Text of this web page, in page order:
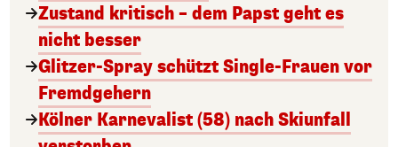
Zustand kritisch – dem Papst geht es
nicht besser
Glitzer-Spray schützt Single-Frauen vor
Fremdgehern
Kölner Karnevalist (58) nach Skiunfall